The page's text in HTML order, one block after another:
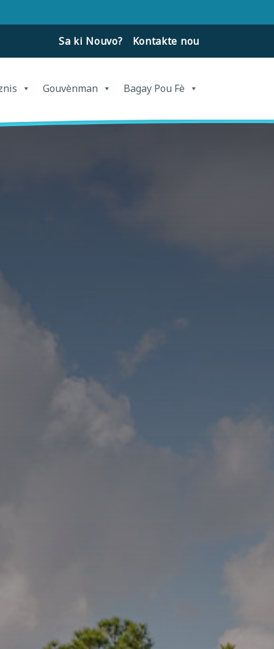
Sa ki Nouvo? Kontakte nou
Gouvènman Bagay Pou Fè